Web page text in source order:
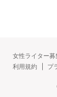
女性ライター募
利用規約
プ